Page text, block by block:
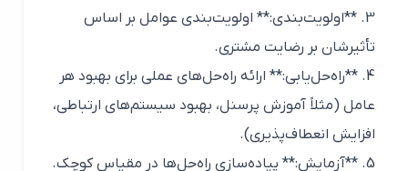
3. **اولویت‌بندی:** اولویت‌بندی عوامل بر اساس
تأثیرشان بر رضایت مشتری.
4. **راه‌حل‌یابی:** ارائه راه‌حل‌های عملی برای بهبود هر
عامل (مثلاً آموزش پرسنل، بهبود سیستم‌های ارتباطی،
افزایش انعطاف‌پذیری).